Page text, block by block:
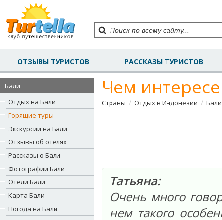
ОТЗЫВЫ ТУРИСТОВ РАССКАЗЫ ТУРИСТОВ
Бали
Отдых на Бали
Горящие туры
Экскурсии на Бали
Отзывы об отелях
Рассказы о Бали
Фотографии Бали
Отели Бали
Карта Бали
Погода на Бали
Чем
Страны / Отдых в Индонезии / Бали
Татьяна:
Очень много
нем такого